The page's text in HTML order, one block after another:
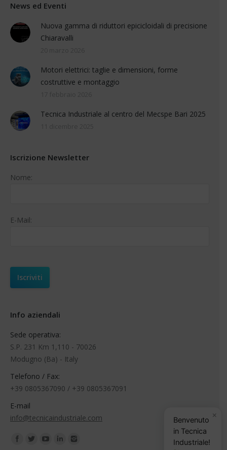
News ed Eventi
Nuova gamma di riduttori epicicloidali di precisione
Chiaravalli
Motori elettrici: taglie e dimensioni, forme
costruttive e montaggio
Tecnica Industriale al centro del Mecspe Bari 2025
Iscrizione Newsletter
Nome:
E-Mail:
Info aziendali
Sede operativa:
S.P. 231 Km 1,110 - 70026
Modugno (Ba) - Italy
Telefono / Fax:
+39 0805367090 / +39 0805367091
E-mail
info@tecnicaindustriale.com
Find us on:
×
Benvenuto
in Tecnica
Industriale!